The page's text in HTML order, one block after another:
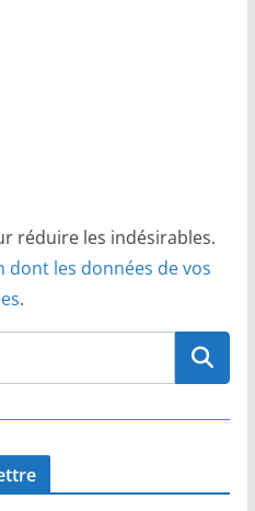
réduire les indésirables.
dont les données de vos
.